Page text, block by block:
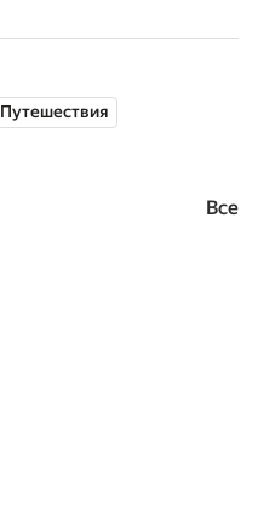
Путешествия
Все